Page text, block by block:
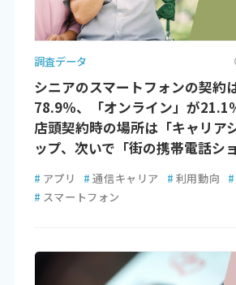
調査データ
シニアのスマートフォンの契約
78.9％、「オンライン」が21.1
店頭契約時の場所は「キャリア
ップ、次いで「街の携帯電話シ
# アプリ # 通信キャリア # 利用動向 #
# スマートフォン